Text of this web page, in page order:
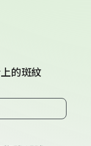
的斑紋